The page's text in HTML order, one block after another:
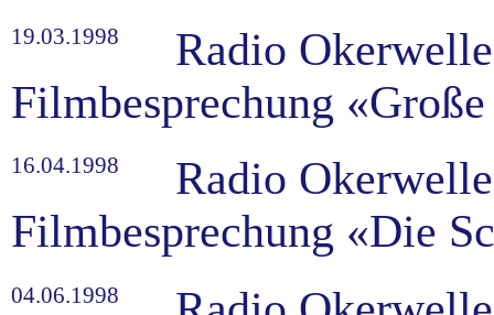
19.03.1998
Radio
Filmbesprechung
16.04.1998
Radio
Filmbesprechung «Die
04.06.1998